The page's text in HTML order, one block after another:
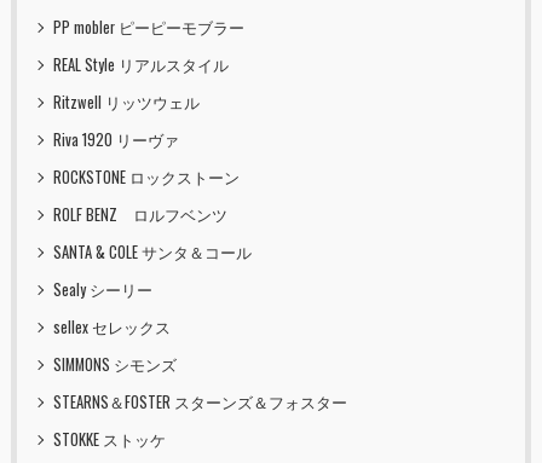
PP mobler ピーピーモブラー
REAL Style リアルスタイル
Ritzwell リッツウェル
Riva 1920 リーヴァ
ROCKSTONE ロックストーン
ROLF BENZ ロルフベンツ
SANTA & COLE サンタ＆コール
Sealy シーリー
sellex セレックス
SIMMONS シモンズ
STEARNS＆FOSTER スターンズ＆フォスター
STOKKE ストッケ